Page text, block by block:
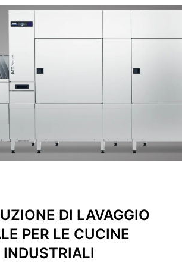
DI LAVAGGIO
PER LE CUCINE
INDUSTRIALI